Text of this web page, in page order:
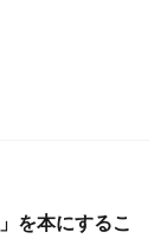
を本にするこ